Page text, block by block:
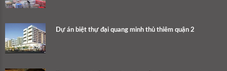
Dự án biệt thự đại quang minh thủ thiêm quận 2